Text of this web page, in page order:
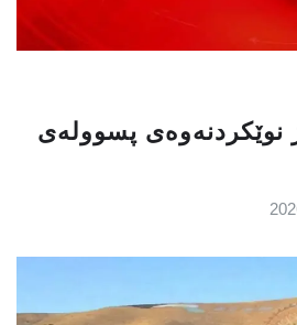
10 ڕۆژ نوێکردنەوەی پسوولەی